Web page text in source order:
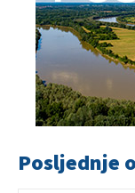
Posljednje